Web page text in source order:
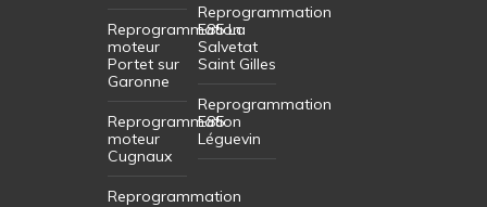
Reprogrammation
moteur
Portet sur
Garonne
Reprogrammation
moteur
Cugnaux
Reprogrammation
Reprogrammation
E85 La
Salvetat
Saint Gilles
Reprogrammation
E85
Léguevin